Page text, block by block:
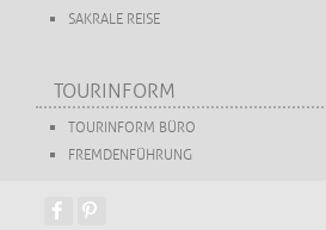
SAKRALE REISE
TOURINFORM
TOURINFORM BÜRO
FREMDENFÜHRUNG